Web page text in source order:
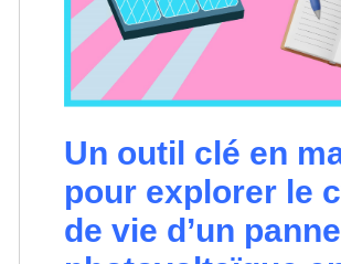
Un outil clé en
pour explorer le
de vie d’un